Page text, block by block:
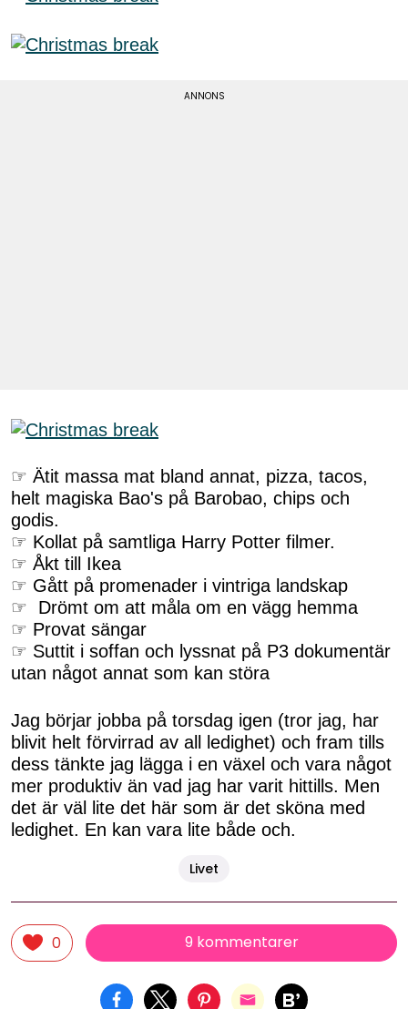
☞ Ätit massa mat bland annat, pizza, tacos,
helt magiska Bao's på Barobao, chips och
godis.
☞ Kollat på samtliga Harry Potter filmer.
☞ Åkt till Ikea
☞ Gått på promenader i vintriga landskap
☞ Drömt om att måla om en vägg hemma
☞ Provat sängar
☞ Suttit i soffan och lyssnat på P3 dokumentär
utan något annat som kan störa
Jag börjar jobba på torsdag igen (tror jag, har
blivit helt förvirrad av all ledighet) och fram tills
dess tänkte jag lägga i en växel och vara något
mer produktiv än vad jag har varit hittills. Men
det är väl lite det här som är det sköna med
ledighet. En kan vara lite både och.
Livet
0 9 kommentarer